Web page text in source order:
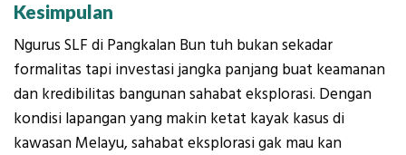
Kesimpulan
Ngurus SLF di Pangkalan Bun tuh bukan sekadar
formalitas tapi investasi jangka panjang buat keamanan
dan kredibilitas bangunan sahabat eksplorasi. Dengan
kondisi lapangan yang makin ketat kayak kasus di
kawasan Melayu, sahabat eksplorasi gak mau kan